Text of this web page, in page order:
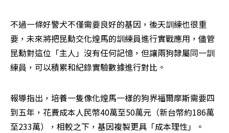
不過一條好警犬不僅需要良好的基因，後天訓練也很重
要，未來將把昆勳交化煌馬的訓練員進行實戰應用，儘管
昆勳對這位「主人」沒有任何記憶，但讓兩狗隸屬同一訓
練員，可以積累和紀錄實驗數據進行對比。
報導指出，培養一隻像化煌馬一樣的狗界福爾摩斯需要四
到五年，花費成本人民幣40萬至50萬元（新台幣約186萬
至233萬），相較之下，基因複製更具「成本理性」。